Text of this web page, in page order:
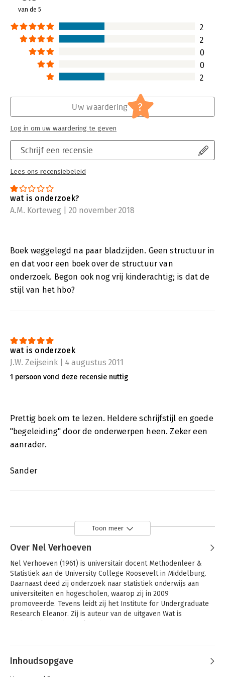
het verwerken van referenties. Alle studenten en docenten die
onderzoek moeten doen c.q. geven binnen hun hoger-
onderwijsprogramma. Professionals die praktijkonderzoek
doen.
Hoofdrubriek:
van de 5
2
2
0
0
2
Schrijf een recensie
Lees ons recensiebeleid
Uw waardering ?
Log in om uw waardering te geven
wat is onderzoek?
A.M. Korteweg | 20 november 2018
Boek weggelegd na paar bladzijden. Geen structuur in
en dat voor een boek over de structuur van
onderzoek. Begon ook nog vrij kinderachtig; is dat de
stijl van het hbo?
wat is onderzoek
J.W. Zeijseink | 4 augustus 2011
1 persoon vond deze recensie nuttig
Prettig boek om te lezen. Heldere schrijfstijl en goede
"begeleiding" door de onderwerpen heen. Zeker een
aanrader.
Sander
Toon meer
Over Nel Verhoeven
Nel Verhoeven (1961) is universitair docent Methodenleer &
Statistiek aan de University College Roosevelt in Middelburg.
Daarnaast deed zij onderzoek naar statistiek onderwijs aan
universiteiten en hogescholen, waarop zij in 2009
promoveerde. Tevens leidt zij het Institute for Undergraduate
Research Eleanor. Zij is auteur van de uitgaven Wat is
Andere boeken door Nel Verhoeven
Inhoudsopgave